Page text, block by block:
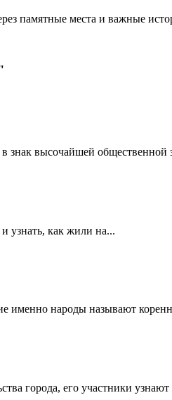
памятные места и важные
знак высочайшей общественной
узнать, как жили на...
именно народы называют
города, его участники